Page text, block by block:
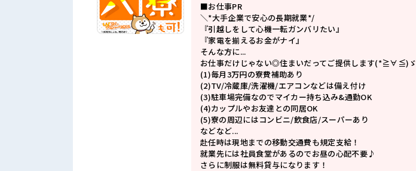
■お仕事PR
＼*大手企業で安心の長期就業*/
『引越しをして心機一転ガンバリたい』
『家電を揃えるお金がナイ』
そんな方に...
お仕事だけじゃない◎住まいだってご提供します(*≧∀≦)ゞ
(1)毎月3万円の寮費補助あり
(2)TV/冷蔵庫/洗濯機/エアコンなどは備え付け
(3)駐車場完備なのでマイカー持ち込み&通勤OK
(4)カップルやお友達との同居OK
(5)寮の周辺にはコンビニ/飲食店/スーパーあり
などなど...
赴任時は現地までの移動交通費も規定支給！
就業先には社員食堂があるのでお昼の心配不要♪
さらに制服は無料貸与になります！